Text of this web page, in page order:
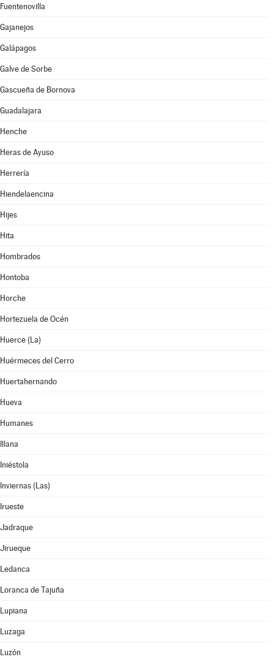
Fuentenovilla
Gajanejos
Galápagos
Galve de Sorbe
Gascueña de Bornova
Guadalajara
Henche
Heras de Ayuso
Herrería
Hiendelaencina
Hijes
Hita
Hombrados
Hontoba
Horche
Hortezuela de Océn
Huerce (La)
Huérmeces del Cerro
Huertahernando
Hueva
Humanes
Illana
Iniéstola
Inviernas (Las)
Irueste
Jadraque
Jirueque
Ledanca
Loranca de Tajuña
Lupiana
Luzaga
Luzón